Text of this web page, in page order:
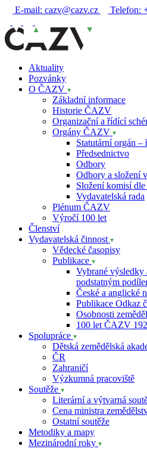
E-mail: cazv@cazv.cz Telefon:
Aktuality
Pozvánky
O ČAZV
Základní informace
Historie ČAZV
Organizační a řídící
Orgány ČAZV
Statutární orgán –
Předsednictvo
Odbory
Odbory a složení
Složení komisí
Vydavatelská rada
Plénum ČAZV
Výročí 100 let
Členství
Vydavatelská činnost
Vědecké časopisy
Publikace
Vybrané
podstatným
České a anglické
Publikace Odkaz
Osobnosti
100 let ČAZV
Spolupráce
Dětská zemědělská
ČR
Zahraničí
Výzkumná pracoviště
Soutěže
Literární a výtvarná
Cena ministra
Ostatní soutěže
Metodiky a mapy
Mezinárodní roky